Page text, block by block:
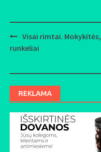
Post
Visai rimtai. Mokykitės,
runkeliai
REKLAMA